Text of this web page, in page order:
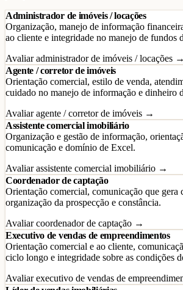
Administrador de imóveis / locações
Organização, manejo de informação
ao cliente e integridade no manejo de fundos
Avaliar administrador de imóveis / locações →
Agente / corretor de imóveis
Orientação comercial, estilo de venda,
cuidado no manejo de informação e dinheiro
Avaliar agente / corretor de imóveis →
Assistente comercial imobiliário
Organização e gestão de informação,
comunicação e domínio de Excel.
Avaliar assistente comercial imobiliário →
Coordenador de captação
Orientação comercial, comunicação que gera
organização da prospecção e constância.
Avaliar coordenador de captação →
Executivo de vendas de empreendimentos
Orientação comercial e ao cliente,
ciclo longo e integridade sobre as condições
Avaliar executivo de vendas de